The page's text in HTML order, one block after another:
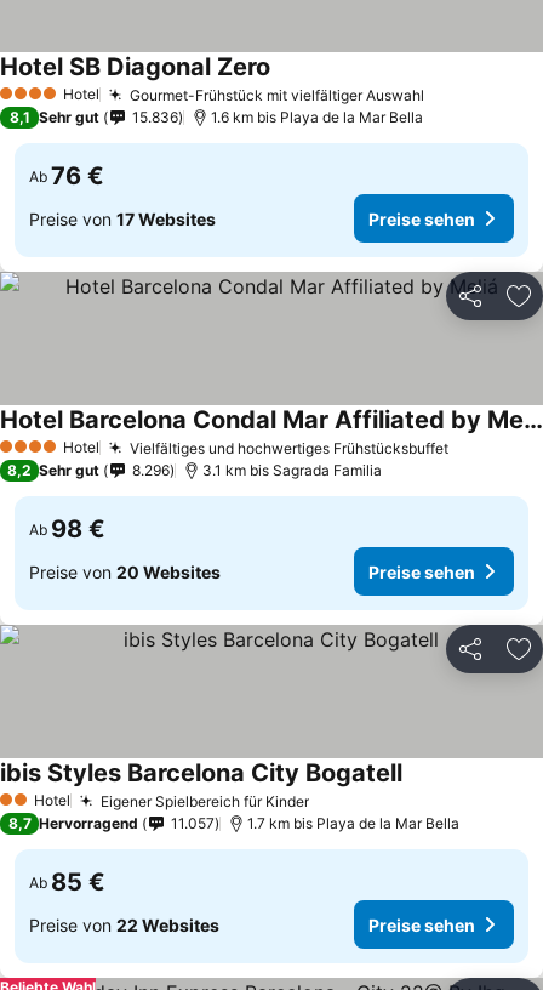
4 Sterne Hotel Gourmet-Frühstück mit vielfältiger Auswahl
Hotel SB Diagonal Zero
8,1 Sehr gut 15.836 1.6 km bis Playa de la Mar Bella
Ab 76 €
Preise von 17 Websites Preise sehen
Teilen
4 Sterne Hotel Vielfältiges und hochwertiges Frühstücksbuffet
Hotel Barcelona Condal Mar Affiliated by Meliá
8,2 Sehr gut 8.296 3.1 km bis Sagrada Familia
Ab 98 €
Preise von 20 Websites Preise sehen
Teilen
2 Sterne
Hotel Eigener Spielbereich für Kinder
ibis Styles Barcelona City Bogatell
8,7 Hervorragend 11.057 1.7 km bis Playa de la Mar Bella
Ab 85 €
Preise von 22 Websites Preise sehen